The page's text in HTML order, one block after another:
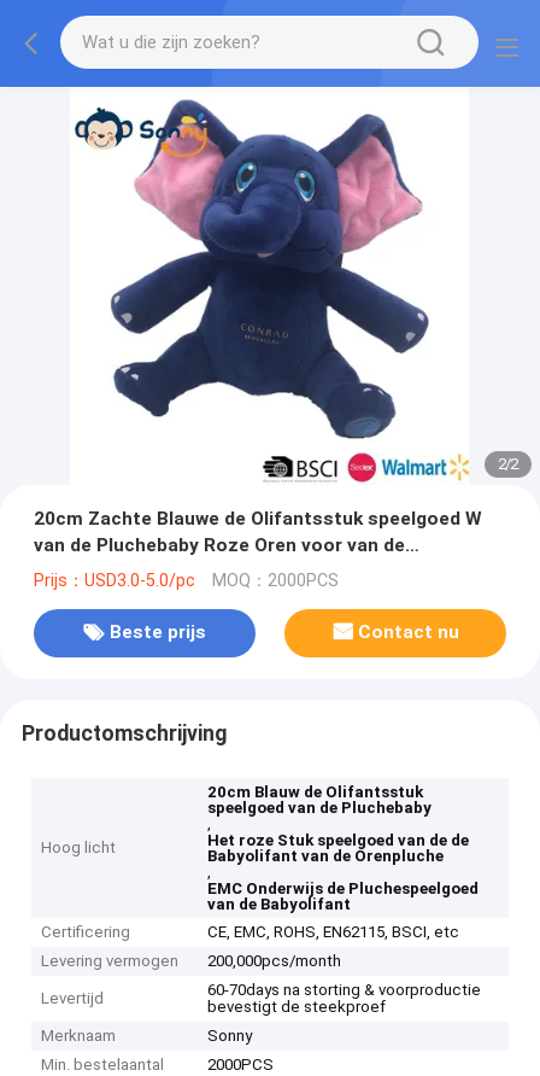
2/2
20cm Zachte Blauwe de Olifantsstuk speelgoed W
van de Pluchebaby Roze Oren voor van de
Huisdecoratie & Familie Pret
Prijs：USD3.0-5.0/pc MOQ：2000PCS
Beste prijs Contact nu
Productomschrijving
Hoog licht
20cm Blauw de Olifantsstuk
speelgoed van de Pluchebaby
,
Het roze Stuk speelgoed van de de
Babyolifant van de Orenpluche
,
EMC Onderwijs de Pluchespeelgoed
van de Babyolifant
Certificering
CE, EMC, ROHS, EN62115, BSCI, etc
Levering vermogen
200,000pcs/month
Levertijd
60-70days na storting & voorproductie
bevestigt de steekproef
Merknaam
Sonny
Min. bestelaantal
2000PCS